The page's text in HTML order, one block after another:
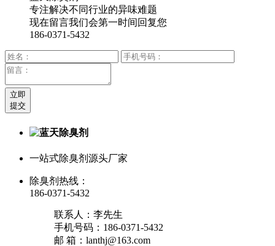
专注解决不同行业的异味难题
现在留言我们会第一时间回复您
186-0371-5432
立即
提交
一站式除臭剂源头厂家
除臭剂热线：
186-0371-5432
联系人：李先生
手机号码：186-0371-5432
邮 箱：lanthj@163.com